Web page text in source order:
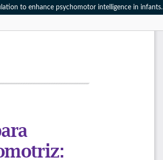
to enhance psychomotor intelligence in infants.